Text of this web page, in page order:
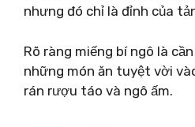
nhưng đó chỉ là đỉnh của
Rõ ràng miếng bí ngô là
những món ăn tuyệt vời
rán rượu táo và ngô ấm.